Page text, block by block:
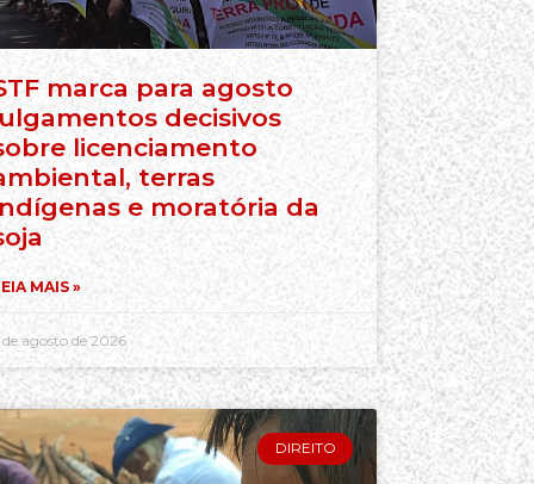
marca para agosto
decisivos
licenciamento
terras
e moratória da
MAIS »
de agosto de 2026
DIREITO